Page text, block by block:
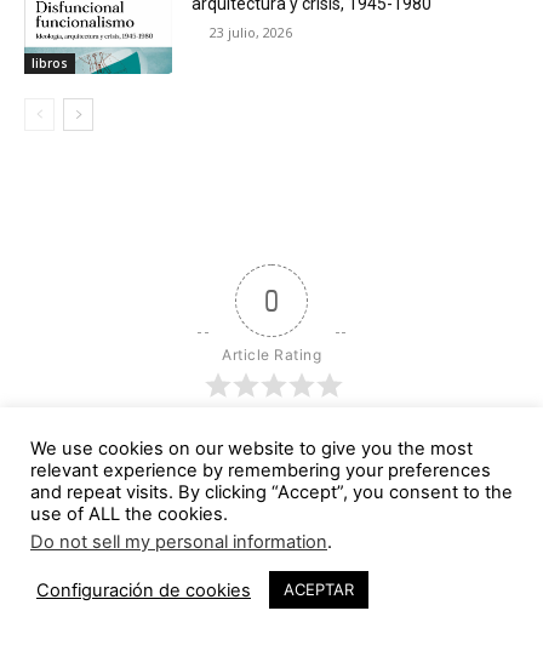
libros
arquitectura y crisis, 1945-1980
23 julio, 2026
0
Article Rating
Suscribirse Login
We use cookies on our website to give you the most
relevant experience by remembering your preferences
and repeat visits. By clicking “Accept”, you consent to the
use of ALL the cookies.
Do not sell my personal information.
Configuración de cookies ACEPTAR